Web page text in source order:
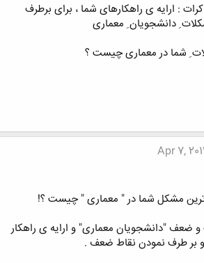
: ارایه ی راهکارهای شما ، برای برطرف
دانشجویان ِ معماری
شما در معماری چیست ؟
Apr 7,
مشکل شما در " معماری " چیست ؟!
ضعف "دانشجویان معماری" و ارایه ی راهکار
بر طرف نمودن نقاط ضعف .